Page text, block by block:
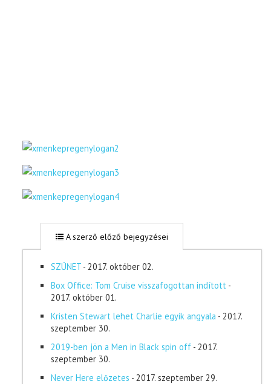
A szerző előző bejegyzései
SZÜNET - 2017. október 02.
Box Office: Tom Cruise visszafogottan indított -
2017. október 01.
Kristen Stewart lehet Charlie egyik angyala - 2017.
szeptember 30.
2019-ben jön a Men in Black spin off - 2017.
szeptember 30.
Never Here előzetes - 2017. szeptember 29.